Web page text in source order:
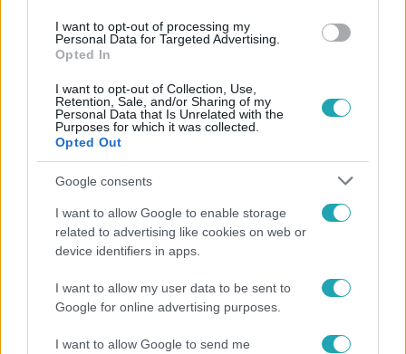
I want to opt-out of processing my
Personal Data for Targeted Advertising.
Opted In
I want to opt-out of Collection, Use,
Retention, Sale, and/or Sharing of my
Personal Data that Is Unrelated with the
Purposes for which it was collected.
Opted Out
Google consents
I want to allow Google to enable storage
related to advertising like cookies on web or
device identifiers in apps.
I want to allow my user data to be sent to
Google for online advertising purposes.
I want to allow Google to send me
Horoszkóp
hozhat az augusztus